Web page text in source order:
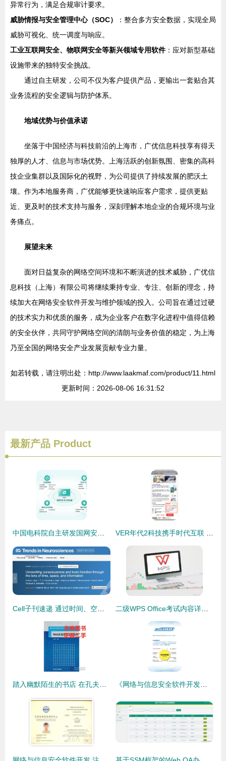
异常行为，满足合规审计要求。
威胁情报与安全管理中心（SOC）
：整合多方安全数据，实现全局
威胁可视化、统一调度与响应。
工业互联网安全、物联网安全等新兴领域专用软件：应对新型基础
设施带来的独特安全挑战。
通过自主研发，公司不仅为客户提供产品，更输出一套贴合其
业务流程的安全逻辑与防护体系。
地域优势与价值承诺
坐落于中国经济与科技前沿的上海市，广优信息科技享有得天
独厚的人才、信息与市场优势。上海活跃的创新氛围、密集的高科
技企业集群以及国际化的视野，为公司提供了持续发展的肥沃土
壤。作为本地服务商，广优能够更快速响应客户需求，提供更贴
近、更及时的技术支持与服务，深刻理解本地企业的合规环境与业
务痛点。
展望未来
面对日益复杂的网络空间环境和不断演进的技术威胁，广优信
息科技（上海）有限公司将继续秉持专业、专注、创新的理念，持
续加大在网络安全软件开发与维护领域的投入。公司旨在通过过硬
的技术实力和优质的服务，成为企业客户在数字化进程中值得信赖
的安全伙伴，共同守护网络空间的清朗与业务价值的稳定，为上海
乃至全国的网络安全产业发展贡献专业力量。
如若转载，请注明出处：http://www.laakmaf.com/product/11.html
更新时间：2026-08-06 16:31:52
最新产品 Product